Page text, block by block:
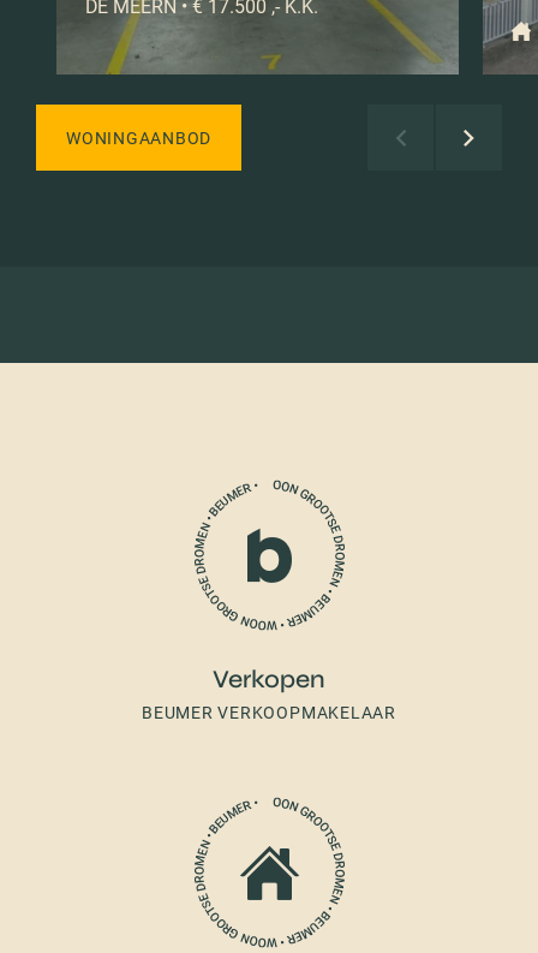
DE MEERN • € 17.500 ,- K.K.
WONINGAANBOD
Verkopen
BEUMER VERKOOPMAKELAAR